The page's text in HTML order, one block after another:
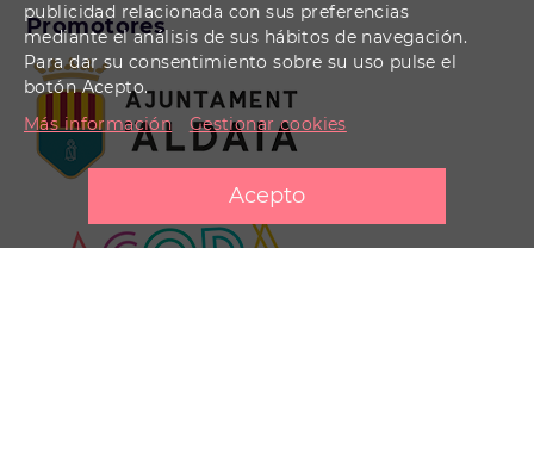
Promotores
publicidad relacionada con sus preferencias
mediante el análisis de sus hábitos de navegación.
Para dar su consentimiento sobre su uso pulse el
botón Acepto.
Más información
Gestionar cookies